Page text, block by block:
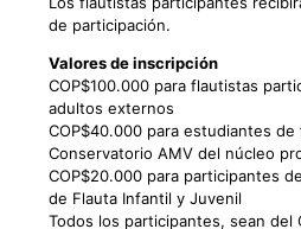
de participación.
Valores de inscripción
COP$100.000 para flautistas
adultos externos
COP$40.000 para estudiantes de
Conservatorio AMV del núcleo
COP$20.000 para participantes
de Flauta Infantil y Juvenil
Todos los participantes, sean del